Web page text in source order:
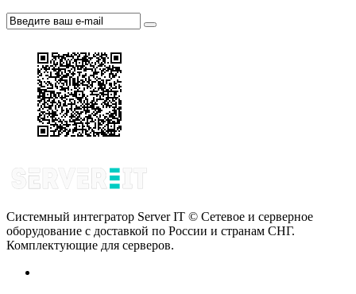
Системный интегратор Server IT © Сетевое и серверное
оборудование с доставкой по России и странам СНГ.
Комплектующие для серверов.